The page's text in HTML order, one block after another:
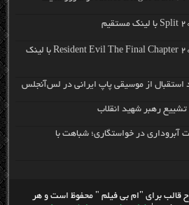
دانلود رایگان فیلم خارجی Resident Evil The Final Chapter 2017 با لینک
استقبال از موسیقی پاپ ایرانی در لس‌آنجلس
آبروداری در خواستگاری؛ شباهت با
قالب برای "ام بی فیلم " محفوظ است و هر